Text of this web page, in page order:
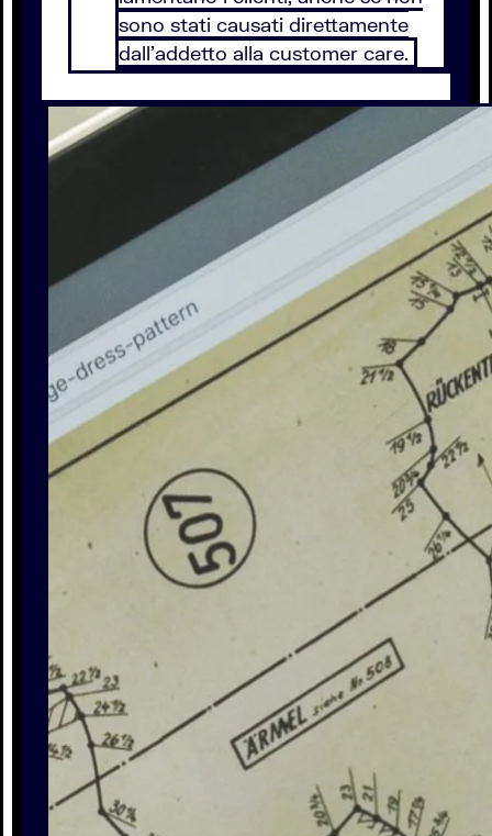
sono stati causati direttamente
dall’addetto alla customer care.